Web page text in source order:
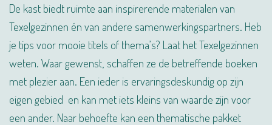
De kast biedt ruimte aan inspirerende materialen van
Texelgezinnen én van andere samenwerkingspartners. Heb
je tips voor mooie titels of thema’s? Laat het Texelgezinnen
weten. Waar gewenst, schaffen ze de betreffende boeken
met plezier aan. Een ieder is ervaringsdeskundig op zijn
eigen gebied en kan met iets kleins van waarde zijn voor
een ander. Naar behoefte kan een thematische pakket